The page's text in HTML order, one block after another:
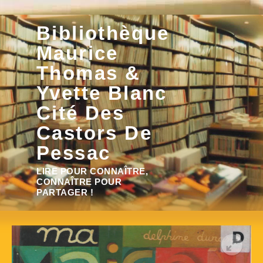
Aller
au
contenuBibliothèque
Maurice
Thomas &
Yvette Blanc
Cité Des
Castors De
Pessac
LIRE POUR CONNAÎTRE,
CONNAÎTRE POUR
PARTAGER !
Rechercher :